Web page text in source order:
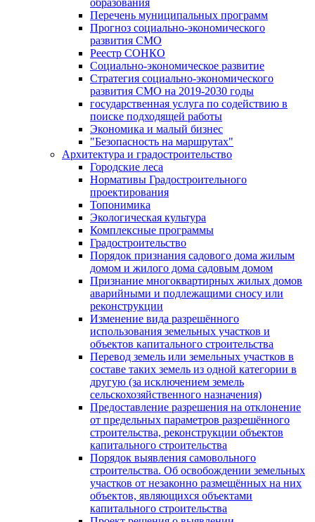
образования
Перечень муниципальных программ
Прогноз социально-экономического
развития СМО
Реестр СОНКО
Социально-экономическое развитие
Стратегия социально-экономического
развития СМО на 2019-2030 годы
государственная услуга по содействию в
поиске подходящей работы
Экономика и малый бизнес
"Безопасность на маршрутах"
Архитектура и градостроительство
Городские леса
Нормативы Градостроительного
проектирования
Топонимика
Экологическая культура
Комплексные программы
Градостроительство
Порядок признания садового дома жилым
домом и жилого дома садовым домом
Признание многоквартирных жилых домов
аварийными и подлежащими сносу или
реконструкции
Изменение вида разрешённого
использования земельных участков и
объектов капитального строительства
Перевод земель или земельных участков в
составе таких земель из одной категории в
другую (за исключением земель
сельскохозяйственного назначения)
Предоставление разрешения на отклонение
от предельных параметров разрешённого
строительства, реконструкции объектов
капитального строительства
Порядок выявления самовольного
строительства. Об освобождении земельных
участков от незаконно размещённых на них
объектов, являющихся объектами
капитального строительства